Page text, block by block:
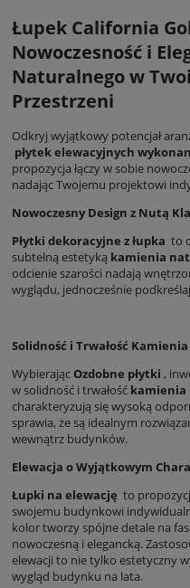
Łupek California
Nowoczesność i
Naturalnego w
Przestrzeni
Odkryj wyjątkowy potencjał
płytek elewacyjnych
propozycja łączy w sobie
nadając Twojemu projektowi
Nowoczesny Design z Nutą
Płytki dekoracyjne z łupka to
subtelną estetyką kamienia
odcienie szarości nadają
wyglądu, jednocześnie
Solidność i Trwałość
WybierającOzdobne płytki ,
w solidność i trwałość
charakteryzują się wysoką
sprawia, że są idealnym
wewnątrz budynków.
Elewacja o Wyjątkowym
Łupki na elewację to
swojemu budynkowi
kolor tworzy spójne detale na
nowoczesną i elegancką.
elewacji to nie tylko estetyczny
wygląd budynku na lata.